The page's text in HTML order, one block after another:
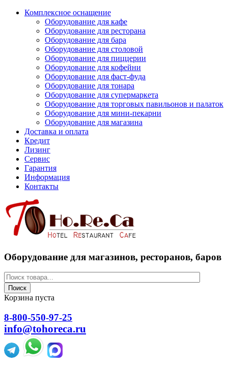
Комплексное оснащение
Оборудование для кафе
Оборудование для ресторана
Оборудование для бара
Оборудование для столовой
Оборудование для пиццерии
Оборудование для кофейни
Оборудование для фаст-фуда
Оборудование для тонара
Оборудование для супермаркета
Оборудование для торговых павильонов и палаток
Оборудование для мини-пекарни
Оборудование для магазина
Доставка и оплата
Кредит
Лизинг
Сервис
Гарантия
Информация
Контакты
Оборудование для магазинов, ресторанов, баров
Поиск
Корзина пуста
8-800-550-97-25
info@tohoreca.ru